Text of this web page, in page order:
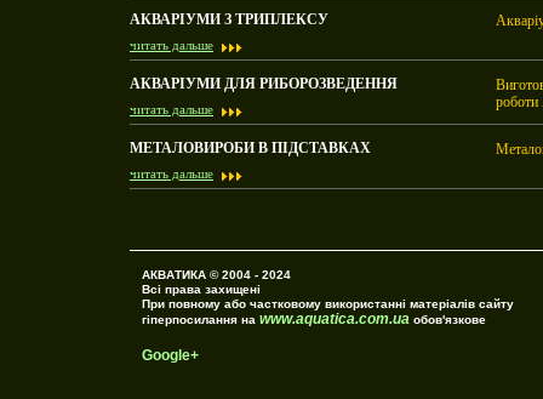
АКВАРІУМИ З ТРИПЛЕКСУ
читать дальше
АКВАРІУМИ ДЛЯ РИБОРОЗВЕДЕННЯ
читать дальше
роботи
МЕТАЛОВИРОБИ В ПІДСТАВКАХ
читать дальше
АКВАТИКА © 2004 - 2024
Всі права захищені
При повному або частковому використанні матеріалів сайту
гіперпосилання на www.aquatica.com.ua обов'язкове
Google+